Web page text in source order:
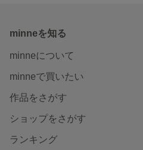
minneを知る
minneについて
minneで買いたい
作品をさがす
ショップをさがす
ランキング